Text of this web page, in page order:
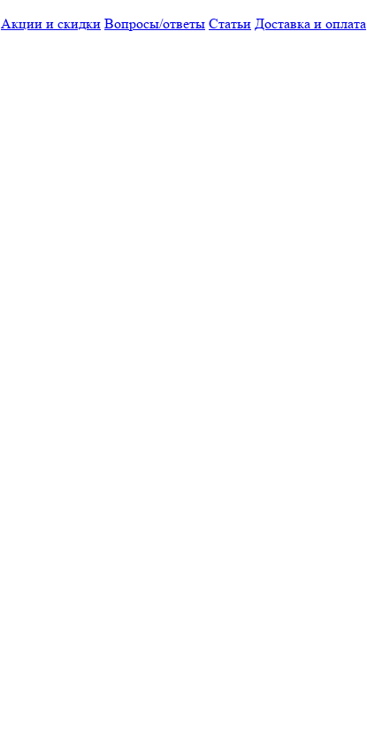
Акции и скидки Вопросы/ответы Статьи Доставка и оплата